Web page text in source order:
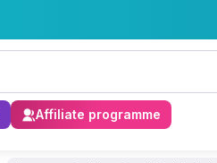
Affiliate programme